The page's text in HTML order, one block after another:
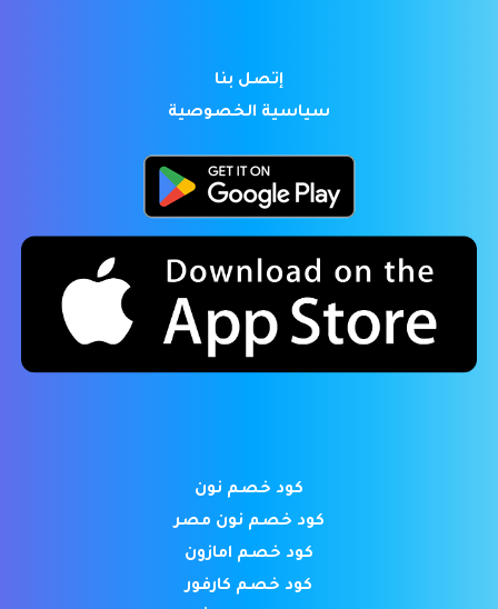
إتصل بنا
سياسية الخصوصية
كود خصم نون
كود خصم نون مصر
كود خصم امازون
كود خصم كارفور